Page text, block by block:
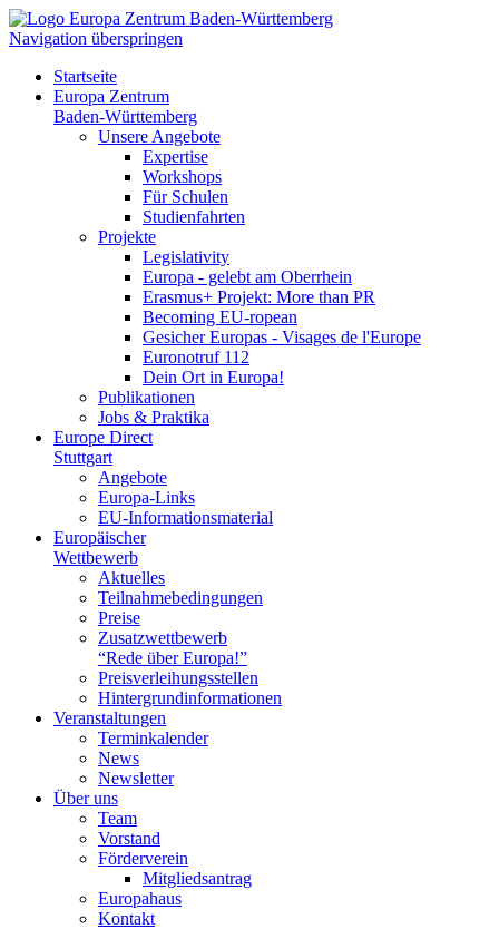
Navigation überspringen
Startseite
Europa Zentrum
Baden-Württemberg
Unsere Angebote
Expertise
Workshops
Für Schulen
Studienfahrten
Projekte
Legislativity
Europa - gelebt am Oberrhein
Erasmus+ Projekt: More than PR
Becoming EU-ropean
Gesicher Europas - Visages de l'Europe
Euronotruf 112
Dein Ort in Europa!
Publikationen
Jobs & Praktika
Europe Direct
Stuttgart
Angebote
Europa-Links
EU-Informationsmaterial
Europäischer
Wettbewerb
Aktuelles
Teilnahme­bedingungen
Preise
Zusatzwettbewerb
“Rede über Europa!”
Preisverleihungsstellen
Hintergrundinformationen
Veranstaltungen
Terminkalender
News
Newsletter
Über uns
Team
Vorstand
Förderverein
Mitgliedsantrag
Europahaus
Kontakt